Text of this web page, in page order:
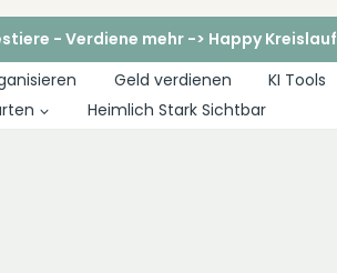
- Verdiene mehr -> Happy Kreislauf
Geld verdienen KI Tools
Heimlich Stark Sichtbar